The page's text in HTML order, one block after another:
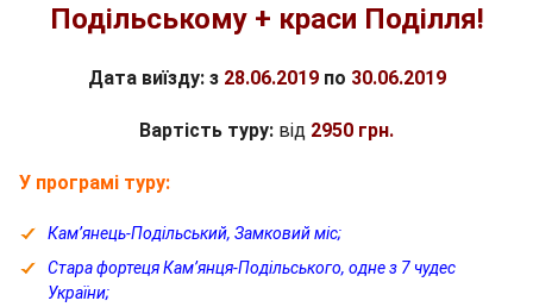
Подільському + краси Поділля!
Дата виїзду: з 28.06.2019по 30.06.2019
Вартість туру: від 2950 грн.
У програмі туру:
Кам’янець-Подільський, Замковий міс;
Стара фортеця Кам’янця-Подільського, одне з 7 чудес
України;